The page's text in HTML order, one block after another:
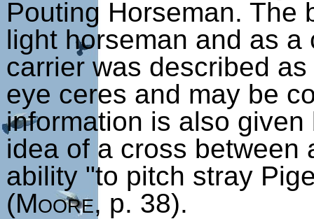
Pouting Horseman.
light horseman and as
carrier was described
eye ceres and may be
information is also
idea of a cross between
ability "to pitch stray
(Moore, p. 38).